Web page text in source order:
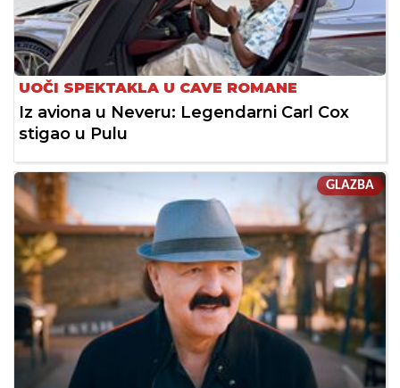
UOČI SPEKTAKLA U CAVE ROMANE
Iz aviona u Neveru: Legendarni Carl Cox
stigao u Pulu
GLAZBA